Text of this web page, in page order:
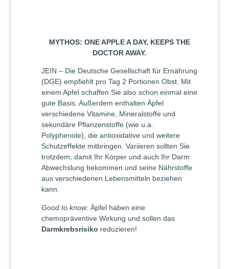
MYTHOS: ONE APPLE A DAY, KEEPS THE
DOCTOR AWAY.
JEIN – Die Deutsche Gesellschaft für Ernährung
(DGE) empfiehlt pro Tag 2 Portionen Obst. Mit
einem Apfel schaffen Sie also schon einmal eine
gute Basis. Außerdem enthalten Äpfel
verschiedene Vitamine, Mineralstoffe und
sekundäre Pflanzenstoffe (wie u.a.
Polyphenole), die antioxidative und weitere
Schutzeffekte mitbringen. Variieren sollten Sie
trotzdem, damit Ihr Körper und auch Ihr Darm
Abwechslung bekommen und seine Nährstoffe
aus verschiedenen Lebensmitteln beziehen
kann.
Good to know:Äpfel haben eine
chemopräventive Wirkung und sollen das
Darmkrebsrisiko reduzieren!